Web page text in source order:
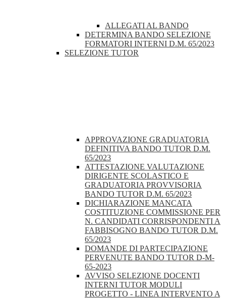
ALLEGATI AL BANDO
DETERMINA BANDO SELEZIONE
FORMATORI INTERNI D.M. 65/2023
SELEZIONE TUTOR
APPROVAZIONE GRADUATORIA
DEFINITIVA BANDO TUTOR D.M.
65/2023
ATTESTAZIONE VALUTAZIONE
DIRIGENTE SCOLASTICO E
GRADUATORIA PROVVISORIA
BANDO TUTOR D.M. 65/2023
DICHIARAZIONE MANCATA
COSTITUZIONE COMMISSIONE PER
N. CANDIDATI CORRISPONDENTI A
FABBISOGNO BANDO TUTOR D.M.
65/2023
DOMANDE DI PARTECIPAZIONE
PERVENUTE BANDO TUTOR D-M-
65-2023
AVVISO SELEZIONE DOCENTI
INTERNI TUTOR MODULI
PROGETTO - LINEA INTERVENTO A